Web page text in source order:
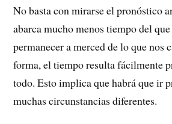
No basta con mirarse el pronóstico
abarca mucho menos tiempo del
permanecer a merced de lo que nos
forma, el tiempo resulta fácilmente
todo. Esto implica que habrá que ir
muchas circunstancias diferentes.